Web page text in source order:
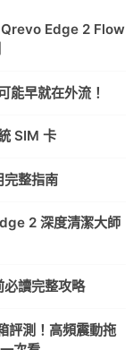
Qrevo Edge 2 Flow
能早就在外流！
SIM 卡
整指南
2 深度清潔大師
讀完整攻略
評測！高頻震動拖